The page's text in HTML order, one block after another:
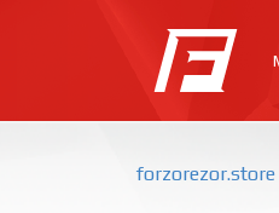
forzorezor.store